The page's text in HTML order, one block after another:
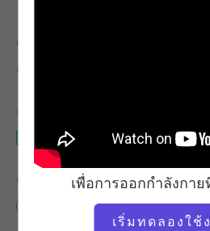
เพื่อการออกกำลังกา
เริ่มทดลองใช้
ครู
อลิซา ไวแอตต์
อุปกรณ์ที่ต้องใช้
ค้นหาชั้นเรียนที่คล้ายคลึงกันสำ
เสื่อ